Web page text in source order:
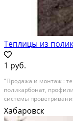
Теплицы из
1 руб.
"Продажа и монтаж :
поликарбонат,
системы
садоводы-любители,
разумные деньги
Хабаровск